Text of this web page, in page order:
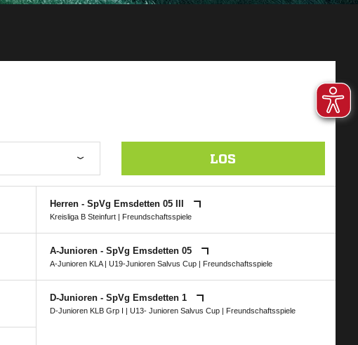
LOS
Herren - SpVg Emsdetten 05 III
Kreisliga B Steinfurt | Freundschaftsspiele
A-Junioren - SpVg Emsdetten 05
A-Junioren KLA|U19-Junioren Salvus Cup | Freundschaftsspiele
D-Junioren - SpVg Emsdetten 1
D-Junioren KLB Grp I |U13- Junioren Salvus Cup | Freundschaftsspiele